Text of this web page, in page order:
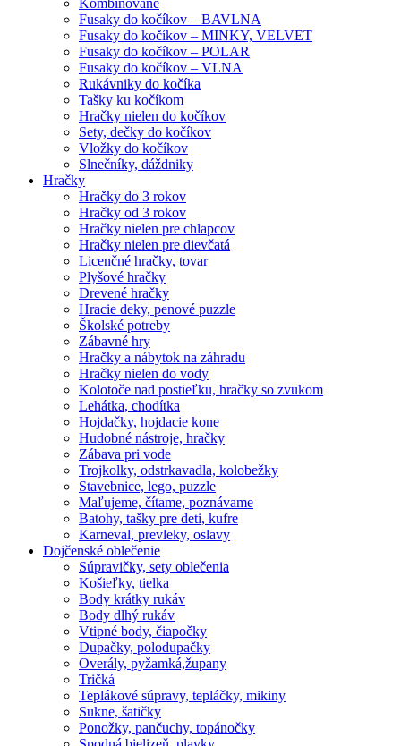
Fusaky do kočíkov – BAVLNA
Fusaky do kočíkov – MINKY, VELVET
Fusaky do kočíkov – POLAR
Fusaky do kočíkov – VLNA
Rukávniky do kočíka
Tašky ku kočíkom
Hračky nielen do kočíkov
Sety, dečky do kočíkov
Vložky do kočíkov
Slnečníky, dáždniky
Hračky
Hračky do 3 rokov
Hračky od 3 rokov
Hračky nielen pre chlapcov
Hračky nielen pre dievčatá
Licenčné hračky, tovar
Plyšové hračky
Drevené hračky
Hracie deky, penové puzzle
Školské potreby
Zábavné hry
Hračky a nábytok na záhradu
Hračky nielen do vody
Kolotoče nad postieľku, hračky so zvukom
Lehátka, chodítka
Hojdačky, hojdacie kone
Hudobné nástroje, hračky
Zábava pri vode
Trojkolky, odstrkavadla, kolobežky
Stavebnice, lego, puzzle
Maľujeme, čítame, poznávame
Batohy, tašky pre deti, kufre
Karneval, prevleky, oslavy
Dojčenské oblečenie
Súpravičky, sety oblečenia
Košieľky, tielka
Body krátky rukáv
Body dlhý rukáv
Vtipné body, čiapočky
Dupačky, polodupačky
Overály, pyžamká,župany
Tričká
Teplákové súpravy, tepláčky, mikiny
Sukne, šatičky
Ponožky, pančuchy, topánočky